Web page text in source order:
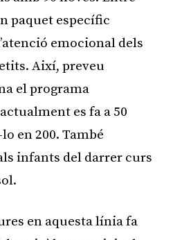
paquet específic
emocional dels
Així, preveu
el programa
actualment es fa a 50
en 200. També
infants del darrer curs
en aquesta línia fa